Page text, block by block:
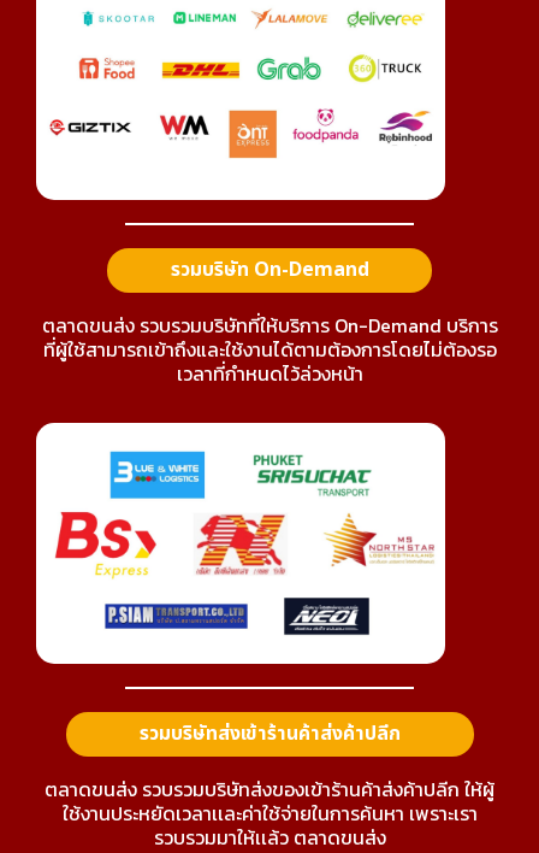
รวมบริษัท On-Demand
ตลาดขนส่ง รวบรวมบริษัทที่ให้บริการ On-Demand บริการ
ที่ผู้ใช้สามารถเข้าถึงและใช้งานได้ตามต้องการโดยไม่ต้องรอ
เวลาที่กำหนดไว้ล่วงหน้า
รวมบริษัทส่งเข้าร้านค้าส่งค้าปลีก
ตลาดขนส่ง รวบรวมบริษัทส่งของเข้าร้านค้าส่งค้าปลีก ให้ผู้
ใช้งานประหยัดเวลาเเละค่าใช้จ่ายในการค้นหา เพราะเรา
รวบรวมมาให้เเล้ว ตลาดขนส่ง